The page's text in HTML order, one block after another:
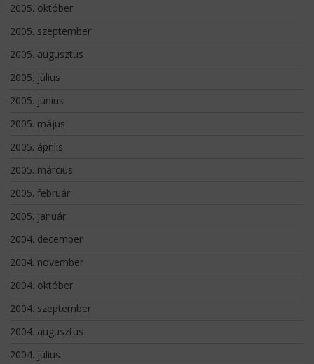
2005. október
2005. szeptember
2005. augusztus
2005. július
2005. június
2005. május
2005. április
2005. március
2005. február
2005. január
2004. december
2004. november
2004. október
2004. szeptember
2004. augusztus
2004. július